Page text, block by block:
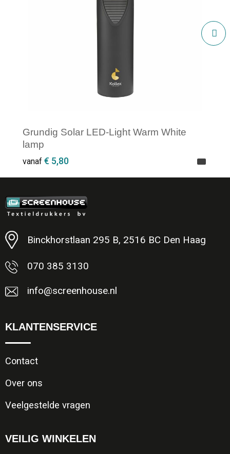
Grundig Solar LED-Light Warm White
lamp
vanaf € 5,80
Minimale afname: 1
Binckhorstlaan 295 B, 2516 BC Den Haag
070 385 3130
info@screenhouse.nl
KLANTENSERVICE
Contact
Over ons
Veelgestelde vragen
VEILIG WINKELEN